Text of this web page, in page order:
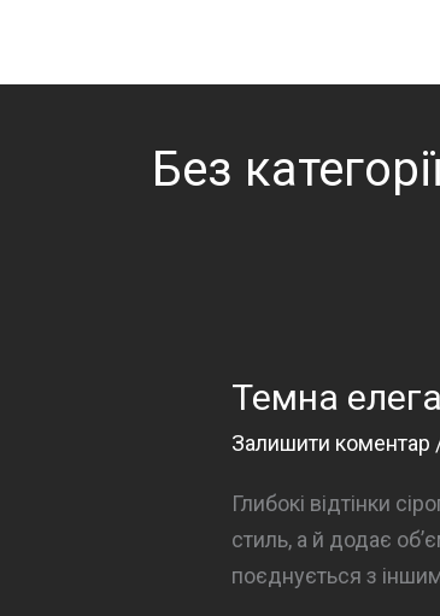
вмісту
Без
Темна
Залишити коментар
Глибокі відтінки
стиль, а й додає
поєднується з